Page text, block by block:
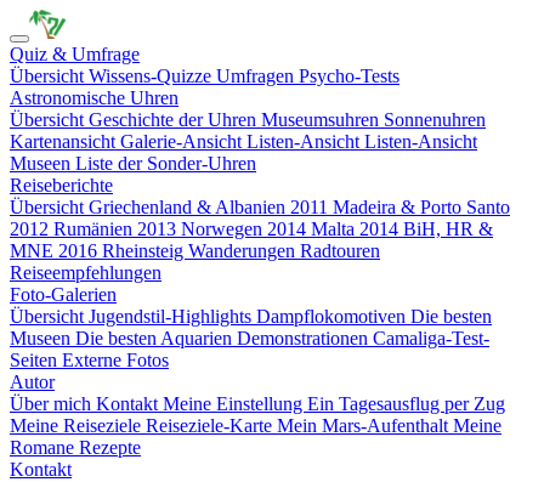
Quiz & Umfrage
Übersicht Wissens-Quizze Umfragen Psycho-Tests
Astronomische Uhren
Übersicht Geschichte der Uhren Museumsuhren Sonnenuhren
Kartenansicht Galerie-Ansicht Listen-Ansicht Listen-Ansicht
Museen Liste der Sonder-Uhren
Reiseberichte
Übersicht Griechenland & Albanien 2011 Madeira & Porto Santo
2012 Rumänien 2013 Norwegen 2014 Malta 2014 BiH, HR &
MNE 2016 Rheinsteig Wanderungen Radtouren
Reiseempfehlungen
Foto-Galerien
Übersicht Jugendstil-Highlights Dampflokomotiven Die besten
Museen Die besten Aquarien Demonstrationen Camaliga-Test-
Seiten Externe Fotos
Autor
Über mich Kontakt Meine Einstellung Ein Tagesausflug per Zug
Meine Reiseziele Reiseziele-Karte Mein Mars-Aufenthalt Meine
Romane Rezepte
Kontakt